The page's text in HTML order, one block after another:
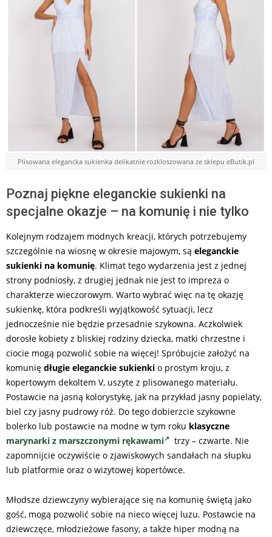
Plisowana elegancka sukienka delikatnie rozkloszowana ze sklepu eButik.pl
Poznaj piękne eleganckie sukienki na
specjalne okazje – na komunię i nie tylko
Kolejnym rodzajem modnych kreacji, których potrzebujemy
szczególnie na wiosnę w okresie majowym, są eleganckie
sukienki na komunię. Klimat tego wydarzenia jest z jednej
strony podniosły, z drugiej jednak nie jest to impreza o
charakterze wieczorowym. Warto wybrać więc na tę okazję
sukienkę, która podkreśli wyjątkowość sytuacji, lecz
jednocześnie nie będzie przesadnie szykowna. Aczkolwiek
dorosłe kobiety z bliskiej rodziny dziecka, matki chrzestne i
ciocie mogą pozwolić sobie na więcej! Spróbujcie założyć na
komunię długie eleganckie sukienki o prostym kroju, z
kopertowym dekoltem V, uszyte z plisowanego materiału.
Postawcie na jasną kolorystykę, jak na przykład jasny popielaty,
biel czy jasny pudrowy róż. Do tego dobierzcie szykowne
bolerko lub postawcie na modne w tym roku klasyczne
marynarki z marszczonymi rękawami
trzy – czwarte. Nie
zapomnijcie oczywiście o zjawiskowych sandałach na słupku
lub platformie oraz o wizytowej kopertówce.
Młodsze dziewczyny wybierające się na komunię świętą jako
gość, mogą pozwolić sobie na nieco więcej luzu. Postawcie na
dziewczęce, młodzieżowe fasony, a także hiper modną na